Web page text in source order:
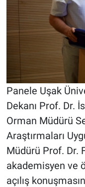
Panele Uşak
Dekanı Prof. Dr.
Orman Müdürü
Araştırmaları
Müdürü Prof. Dr.
akademisyen ve
açılış